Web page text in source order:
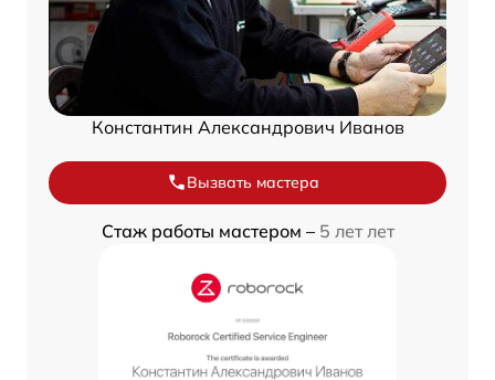
Константин Александрович Иванов
Вызвать мастера
Стаж работы мастером – 5 лет лет